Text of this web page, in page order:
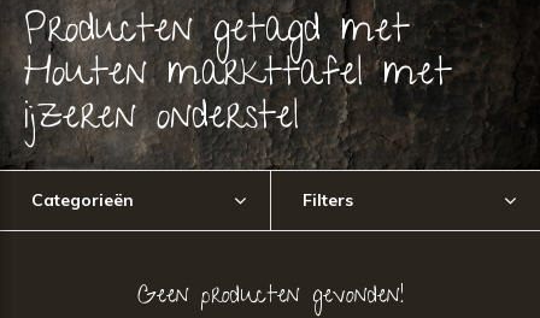
Producten getagd met
Houten markttafel met
ijzeren onderstel
Categorieën Filters
Geen producten gevonden!